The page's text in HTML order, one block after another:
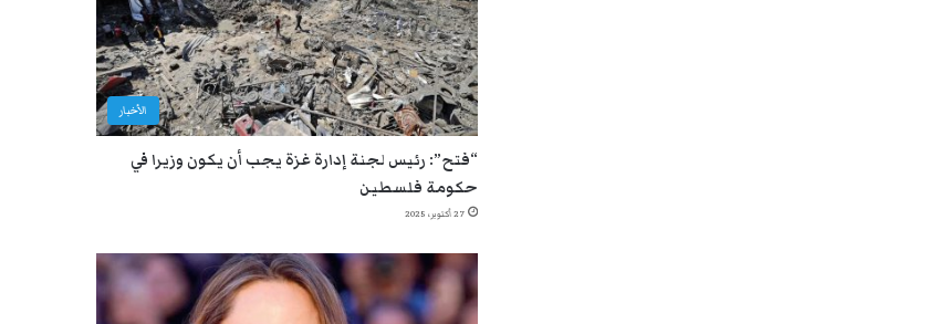
الأخبار
“فتح”: رئيس لجنة إدارة غزة يجب أن يكون وزيرا في
حكومة فلسطين
27 أكتوبر، 2025